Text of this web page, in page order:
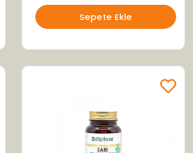
Sepete Ekle